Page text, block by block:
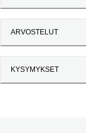
ARVOSTELUT
KYSYMYKSET